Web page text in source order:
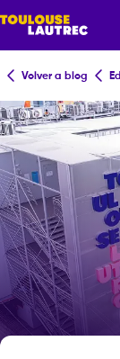
Volver a blog